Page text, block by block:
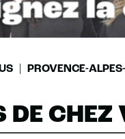
PROVENCE-
DE CHEZ